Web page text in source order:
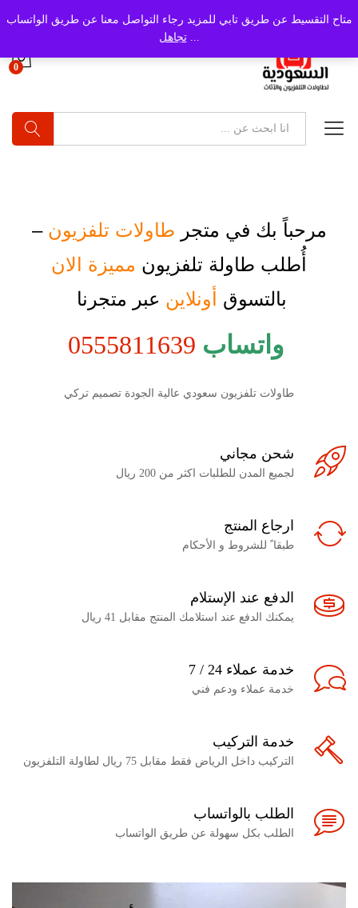
متاح التقسيط عن طريق تابي للمزيد رجاء التواصل معنا عن طريق الواتساب
...تجاهل
0
مرحباً بك في متجر طاولات تلفزيون –
أُطلب طاولة تلفزيون مميزة الان
بالتسوق أونلاين عبر متجرنا
واتساب
طاولات تلفزيون سعودي عالية الجودة تصميم تركي
شحن مجاني
لجميع المدن للطلبات اكثر من 200 ريال
ارجاع المنتج
طبقا ً للشروط و الأحكام
الدفع عند الإستلام
يمكنك الدفع عند استلامك المنتج مقابل 41 ريال
خدمة عملاء 24 / 7
خدمة عملاء ودعم فني
خدمة التركيب
التركيب داخل الرياض فقط مقابل 75 ريال لطاولة التلفزيون
الطلب بالواتساب
الطلب بكل سهولة عن طريق الواتساب